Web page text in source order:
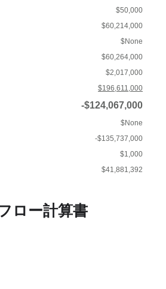
$50,000
$60,214,000
$None
$60,264,000
$2,017,000
$196,611,000
-$124,067,000
$None
-$135,737,000
$1,000
$41,881,392
ロー計算書